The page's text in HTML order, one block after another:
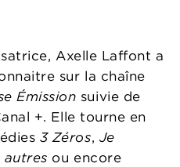
Axelle Laffont a
sur la chaîne
Émission suivie de
+. Elle tourne en
3 Zéros, Je
autres ou encore